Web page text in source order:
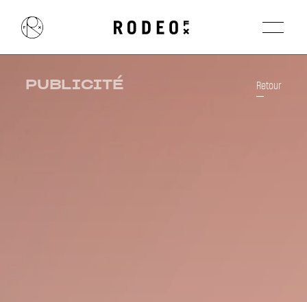
PUBLICITÉ Retour